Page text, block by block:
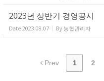
2023년 상반기 경영공시
Date 2023.08.07 By 농협관리자
Prev 1 2